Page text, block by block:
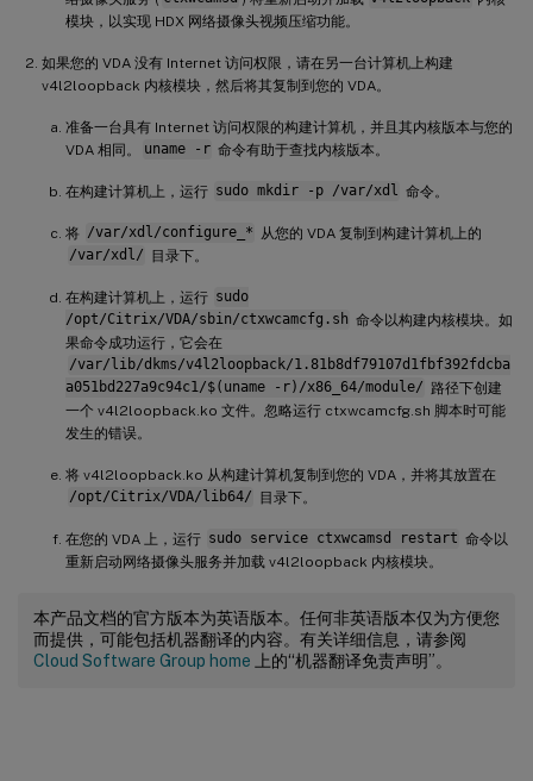
模块，以实现 HDX 网络摄像头视频压缩功能。
如果您的 VDA 没有 Internet 访问权限，请在另一台计算机上构建
v4l2loopback 内核模块，然后将其复制到您的 VDA。
准备一台具有 Internet 访问权限的构建计算机，并且其内核版本与您的
VDA 相同。
uname -r 命令有助于查找内核版本。
在构建计算机上，运行 sudo mkdir -p /var/xdl 命令。
将 /var/xdl/configure_*
从您的 VDA 复制到构建计算机上的
/var/xdl/ 目录下。
在构建计算机上，运行 sudo
/opt/Citrix/VDA/sbin/ctxwcamcfg.sh 命令以构建内核模块。如
果命令成功运行，它会在
/var/lib/dkms/v4l2loopback/1.81b8df79107d1fbf392fdcba
a051bd227a9c94c1/$(uname -r)/x86_64/module/ 路径下创建
一个 v4l2loopback.ko 文件。忽略运行 ctxwcamcfg.sh 脚本时可能
发生的错误。
将 v4l2loopback.ko 从构建计算机复制到您的 VDA，并将其放置在
/opt/Citrix/VDA/lib64/ 目录下。
在您的 VDA 上，运行 sudo service ctxwcamsd restart 命令以
重新启动网络摄像头服务并加载 v4l2loopback 内核模块。
本产品文档的官方版本为英语版本。任何非英语版本仅为方便您
而提供，可能包括机器翻译的内容。有关详细信息，请参阅
Cloud Software Group home 上的“机器翻译免责声明”。